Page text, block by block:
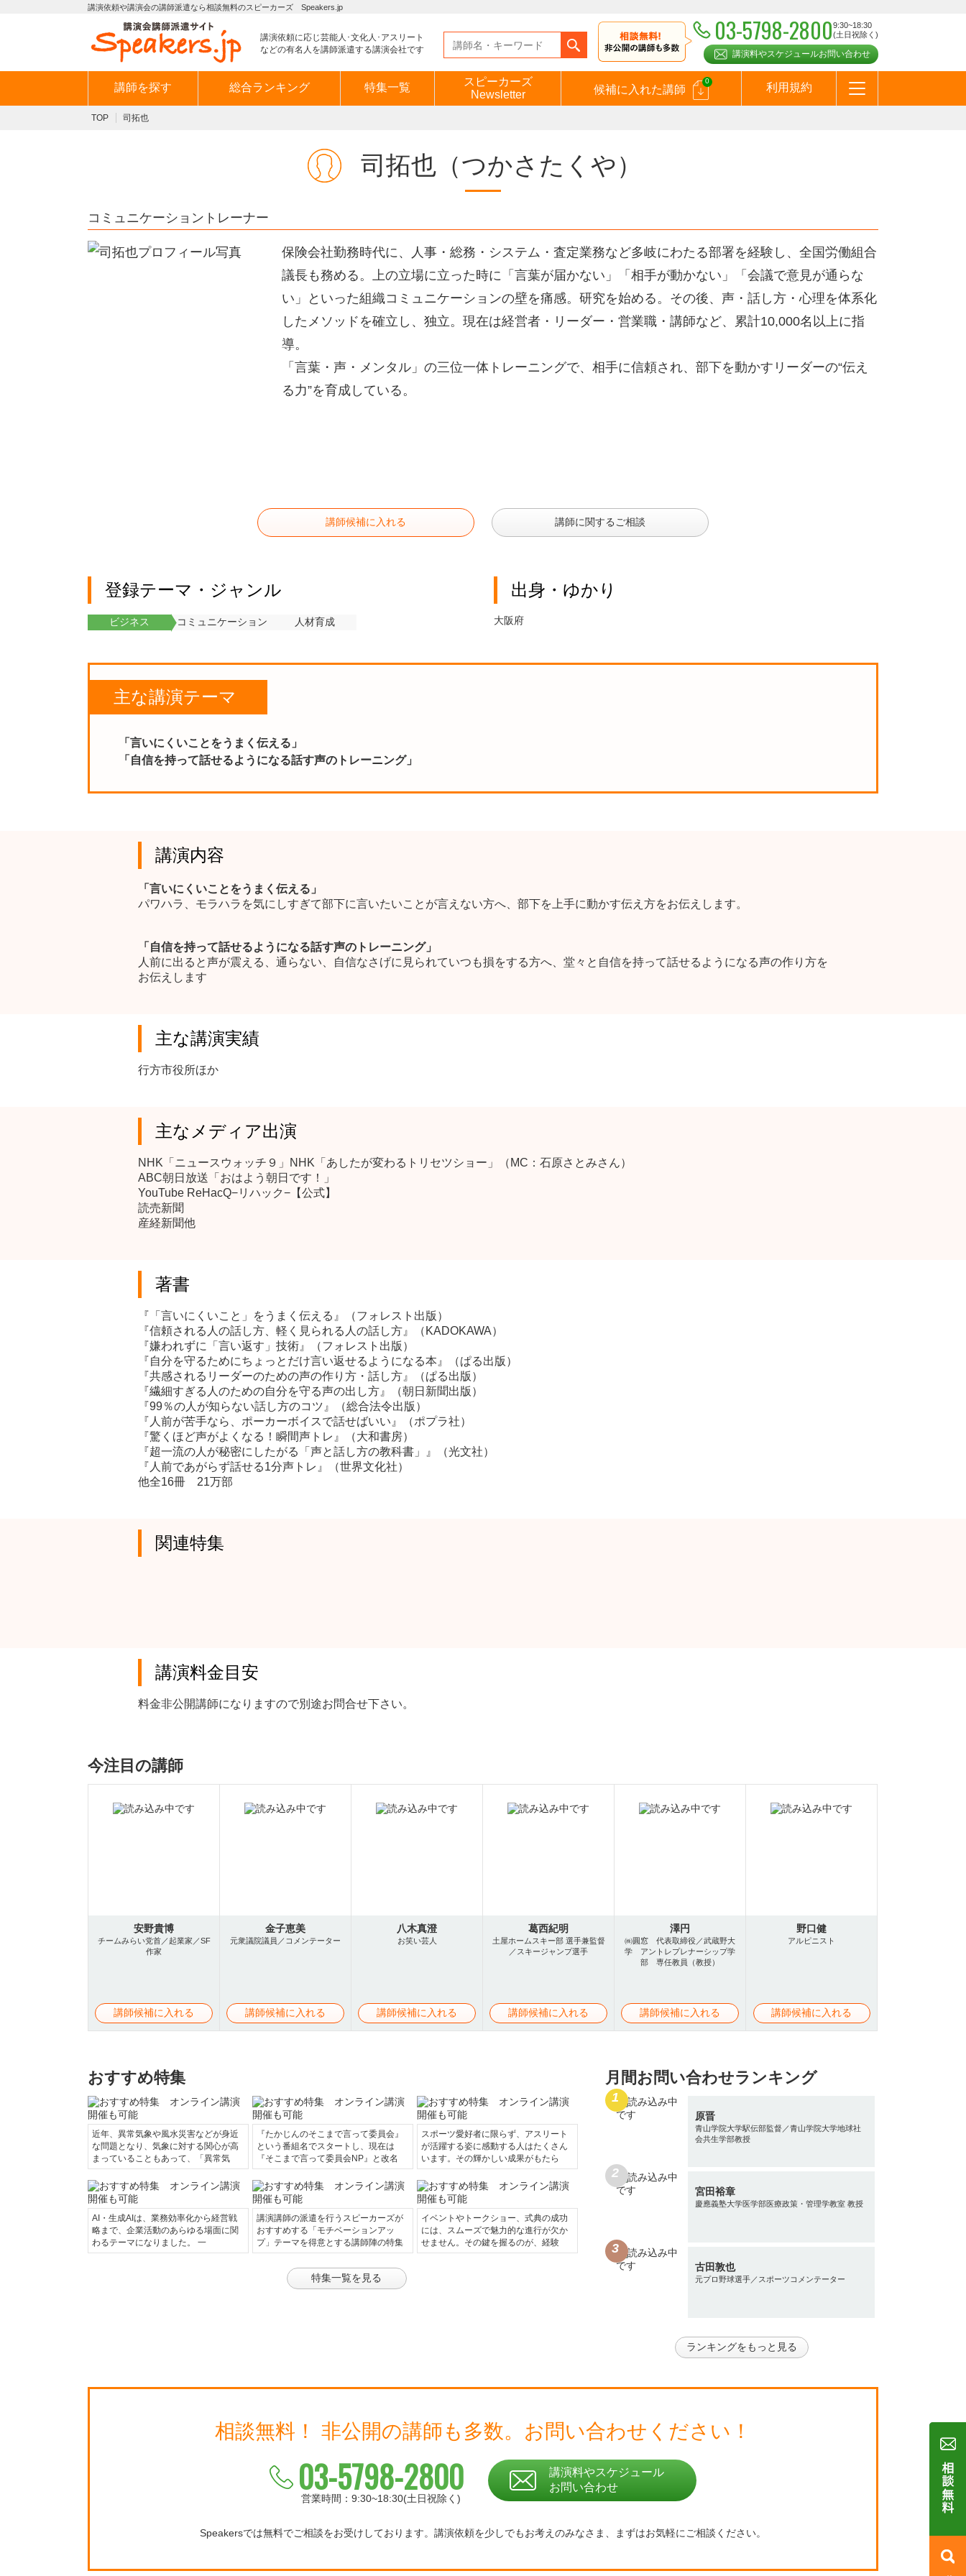
講演依頼や講演会の講師派遣なら相談無料のスピーカーズ Speakers.jp
講演依頼に応じ芸能人･文化人･アスリート
などの有名人を講師派遣する講演会社です
03-5798-28009:30~18:30
(土日祝除く)
講演料やスケジュールお問い合わせ
講師を探す 総合ランキング 特集一覧
スピーカーズ
Newsletter
候補に入れた講師
0
利用規約
TOP 司拓也
司拓也 （つかさたくや）
コミュニケーショントレーナー
保険会社勤務時代に、人事・総務・システム・査定業務など多岐にわたる部署を経験し、全国労働組合
議長も務める。上の立場に立った時に「言葉が届かない」「相手が動かない」「会議で意見が通らな
い」といった組織コミュニケーションの壁を痛感。研究を始める。その後、声・話し方・心理を体系化
したメソッドを確立し、独立。現在は経営者・リーダー・営業職・講師など、累計10,000名以上に指
導。
「言葉・声・メンタル」の三位一体トレーニングで、相手に信頼され、部下を動かすリーダーの“伝え
る力”を育成している。
講師候補に入れる 講師に関するご相談
登録テーマ・ジャンル
ビジネス コミュニケーション 人材育成
出身・ゆかり
大阪府
主な講演テーマ
「言いにくいことをうまく伝える」
「自信を持って話せるようになる話す声のトレーニング」
講演内容
「言いにくいことをうまく伝える」
パワハラ、モラハラを気にしすぎて部下に言いたいことが言えない方へ、部下を上手に動かす伝え方をお伝えします。
「自信を持って話せるようになる話す声のトレーニング」
人前に出ると声が震える、通らない、自信なさげに見られていつも損をする方へ、堂々と自信を持って話せるようになる声の作り方を
お伝えします
主な講演実績
行方市役所ほか
主なメディア出演
NHK「ニュースウォッチ９」NHK「あしたが変わるトリセツショー」（MC：石原さとみさん）
ABC朝日放送「おはよう朝日です！」
YouTube ReHacQ−リハック−【公式】
読売新聞
産経新聞他
著書
『「言いにくいこと」をうまく伝える』（フォレスト出版）
『信頼される人の話し方、軽く見られる人の話し方』（KADOKAWA）
『嫌われずに「言い返す」技術』（フォレスト出版）
『自分を守るためにちょっとだけ言い返せるようになる本』（ぱる出版）
『共感されるリーダーのための声の作り方・話し方』（ぱる出版）
『繊細すぎる人のための自分を守る声の出し方』（朝日新聞出版）
『99％の人が知らない話し方のコツ』（総合法令出版）
『人前が苦手なら、ポーカーボイスで話せばいい』（ポプラ社）
『驚くほど声がよくなる！瞬間声トレ』（大和書房）
『超一流の人が秘密にしたがる「声と話し方の教科書」』（光文社）
『人前であがらず話せる1分声トレ』（世界文化社）
他全16冊 21万部
関連特集
講演料金目安
料金非公開講師になりますので別途お問合せ下さい。
今注目の講師
安野貴博
チームみらい党首／起業家／SF
作家
講師候補に入れる
金子恵美
元衆議院議員／コメンテーター
講師候補に入れる
八木真澄
お笑い芸人
講師候補に入れる
葛西紀明
土屋ホームスキー部 選手兼監督
／スキージャンプ選手
講師候補に入れる
澤円
㈱圓窓 代表取締役／武蔵野大
学 アントレプレナーシップ学
部 専任教員（教授）
講師候補に入れる
野口健
アルピニスト
講師候補に入れる
おすすめ特集
近年、異常気象や風水災害などが身近
な問題となり、気象に対する関心が高
まっていることもあって、「異常気
『たかじんのそこまで言って委員会』
という番組名でスタートし、現在は
『そこまで言って委員会NP』と改名
スポーツ愛好者に限らず、アスリート
が活躍する姿に感動する人はたくさん
います。その輝かしい成果がもたら
AI・生成AIは、業務効率化から経営戦
略まで、企業活動のあらゆる場面に関
わるテーマになりました。 一
講演講師の派遣を行うスピーカーズが
おすすめする「モチベーションアッ
プ」テーマを得意とする講師陣の特集
イベントやトークショー、式典の成功
には、スムーズで魅力的な進行が欠か
せません。その鍵を握るのが、経験
特集一覧を見る
月間お問い合わせランキング
原晋
青山学院大学駅伝部監督／青山学院大学地球社
会共生学部教授
宮田裕章
慶應義塾大学医学部医療政策・管理学教室 教授
古田敦也
元プロ野球選手／スポーツコメンテーター
ランキングをもっと見る
相談無料！ 非公開の講師も多数。 お問い合わせください！
03-5798-2800
営業時間：9:30~18:30(土日祝除く)
講演料やスケジュール
お問い合わせ
Speakersでは無料でご相談をお受けしております。 講演依頼を少しでもお考えのみなさま、 まずはお気軽にご相談ください。